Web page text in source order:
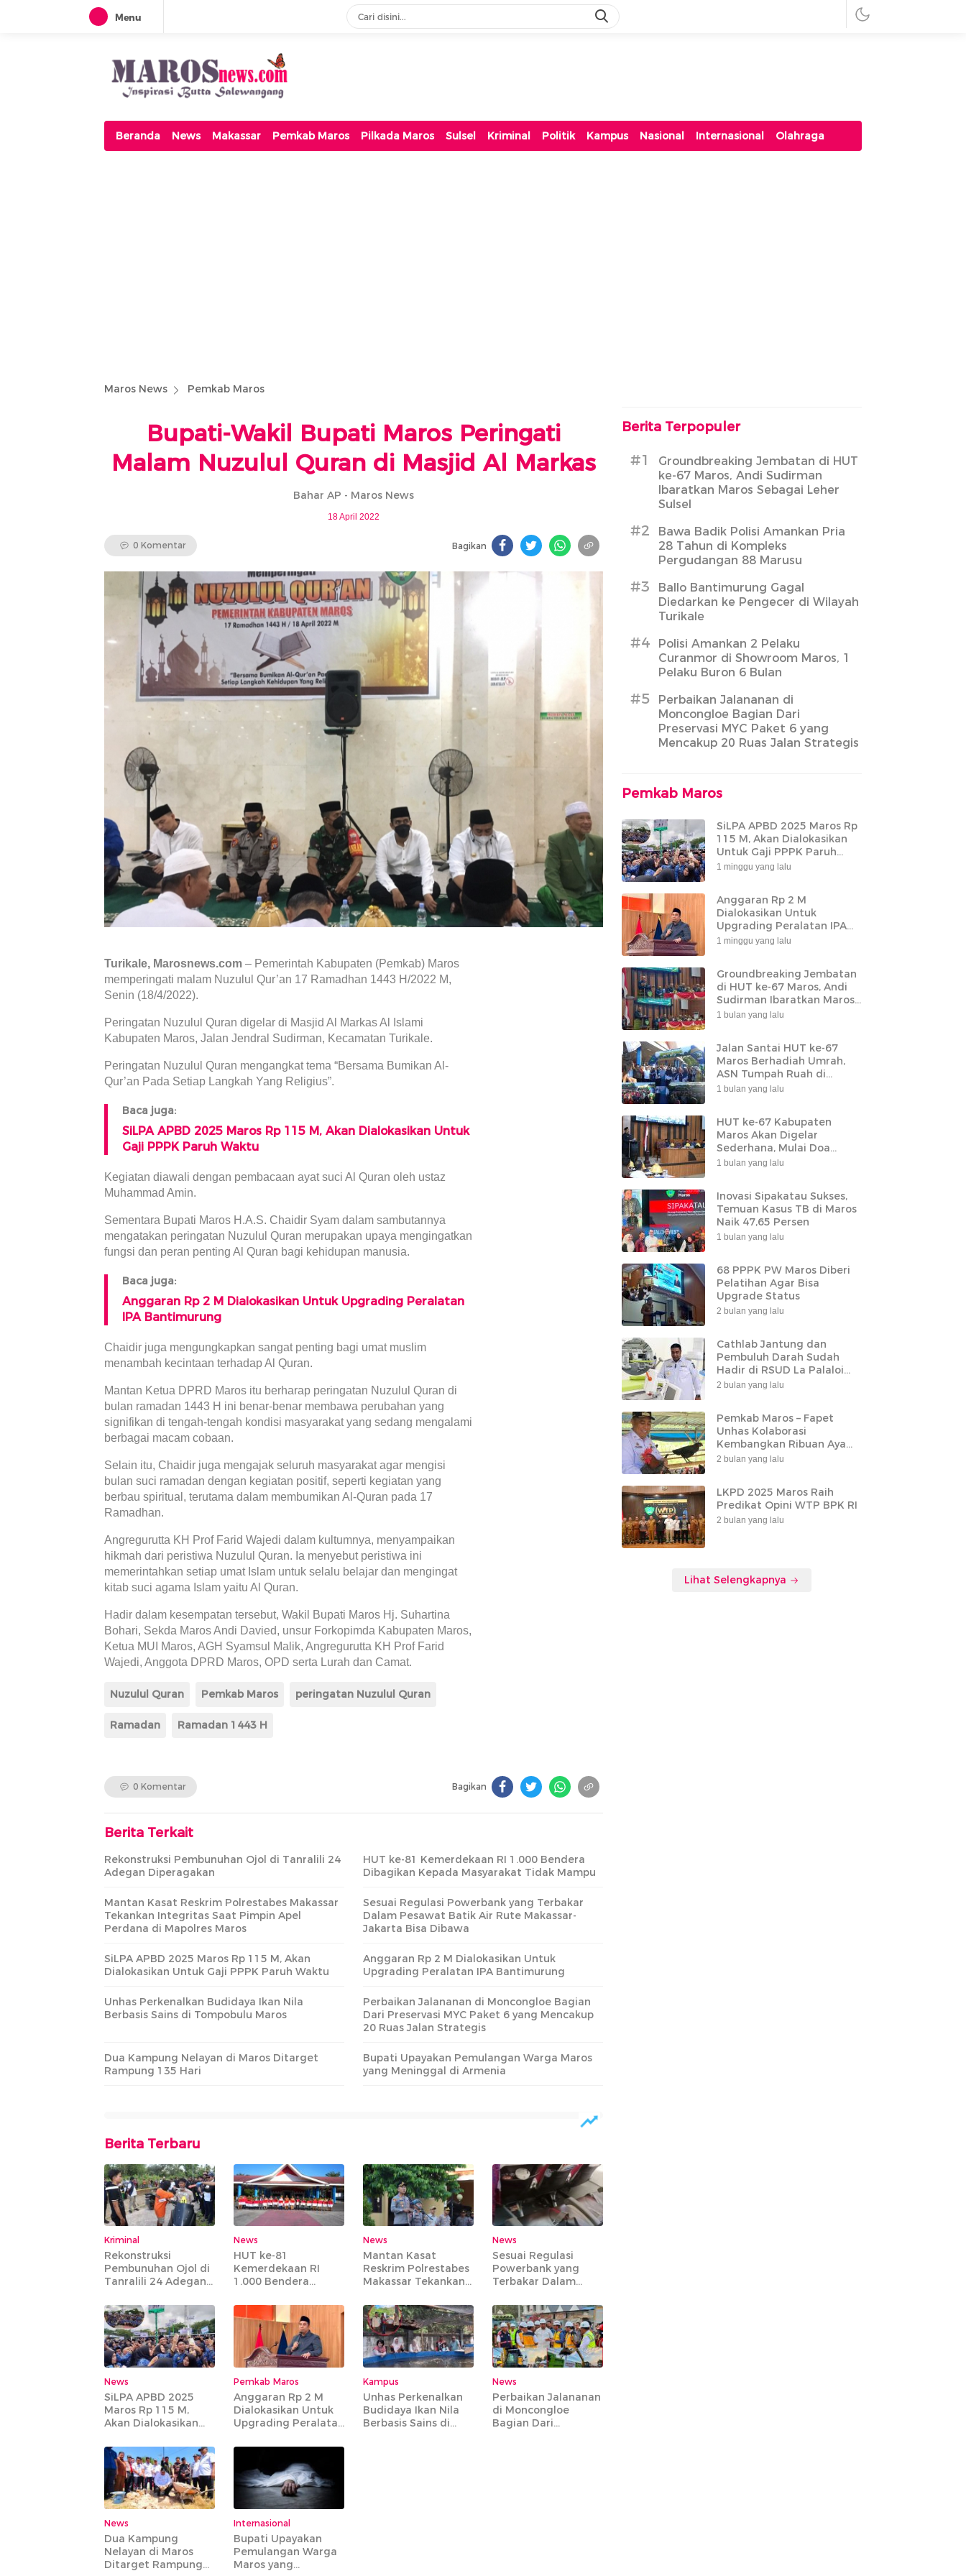
Menu
Maros News
Inspirasi Butta Salewangang
Beranda News Makassar Pemkab Maros Pilkada Maros Sulsel Kriminal Politik Kampus Nasional Internasional Olahraga
Maros News Pemkab Maros
Bupati-Wakil Bupati Maros Peringati
Malam Nuzulul Quran di Masjid Al Markas
Bahar AP - Maros News
18 April 2022
0 Komentar Bagikan
Turikale, Marosnews.com – Pemerintah Kabupaten (Pemkab) Maros
memperingati malam Nuzulul Qur’an 17 Ramadhan 1443 H/2022 M,
Senin (18/4/2022).
Peringatan Nuzulul Quran digelar di Masjid Al Markas Al Islami
Kabupaten Maros, Jalan Jendral Sudirman, Kecamatan Turikale.
Peringatan Nuzulul Quran mengangkat tema “Bersama Bumikan Al-
Qur’an Pada Setiap Langkah Yang Religius”.
Baca juga:
SiLPA APBD 2025 Maros Rp 115 M, Akan Dialokasikan Untuk
Gaji PPPK Paruh Waktu
Kegiatan diawali dengan pembacaan ayat suci Al Quran oleh ustaz
Muhammad Amin.
Sementara Bupati Maros H.A.S. Chaidir Syam dalam sambutannya
mengatakan peringatan Nuzulul Quran merupakan upaya mengingatkan
fungsi dan peran penting Al Quran bagi kehidupan manusia.
Baca juga:
Anggaran Rp 2 M Dialokasikan Untuk Upgrading Peralatan
IPA Bantimurung
Chaidir juga mengungkapkan sangat penting bagi umat muslim
menambah kecintaan terhadap Al Quran.
Mantan Ketua DPRD Maros itu berharap peringatan Nuzulul Quran di
bulan ramadan 1443 H ini benar-benar membawa perubahan yang
signifikan di tengah-tengah kondisi masyarakat yang sedang mengalami
berbagai macam cobaan.
Selain itu, Chaidir juga mengajak seluruh masyarakat agar mengisi
bulan suci ramadan dengan kegiatan positif, seperti kegiatan yang
berbau spiritual, terutama dalam membumikan Al-Quran pada 17
Ramadhan.
Angregurutta KH Prof Farid Wajedi dalam kultumnya, menyampaikan
hikmah dari peristiwa Nuzulul Quran. Ia menyebut peristiwa ini
memerintahkan setiap umat Islam untuk selalu belajar dan mengingat
kitab suci agama Islam yaitu Al Quran.
Hadir dalam kesempatan tersebut, Wakil Bupati Maros Hj. Suhartina
Bohari, Sekda Maros Andi Davied, unsur Forkopimda Kabupaten Maros,
Ketua MUI Maros, AGH Syamsul Malik, Angregurutta KH Prof Farid
Wajedi, Anggota DPRD Maros, OPD serta Lurah dan Camat.
Nuzulul Quran Pemkab Maros peringatan Nuzulul Quran
Ramadan Ramadan 1443 H
0 Komentar Bagikan
Berita Terkait
Rekonstruksi Pembunuhan Ojol di Tanralili 24
Adegan Diperagakan
HUT ke-81 Kemerdekaan RI 1.000 Bendera
Dibagikan Kepada Masyarakat Tidak Mampu
Mantan Kasat Reskrim Polrestabes Makassar
Tekankan Integritas Saat Pimpin Apel
Perdana di Mapolres Maros
Sesuai Regulasi Powerbank yang Terbakar
Dalam Pesawat Batik Air Rute Makassar-
Jakarta Bisa Dibawa
SiLPA APBD 2025 Maros Rp 115 M, Akan
Dialokasikan Untuk Gaji PPPK Paruh Waktu
Anggaran Rp 2 M Dialokasikan Untuk
Upgrading Peralatan IPA Bantimurung
Unhas Perkenalkan Budidaya Ikan Nila
Berbasis Sains di Tompobulu Maros
Perbaikan Jalananan di Moncongloe Bagian
Dari Preservasi MYC Paket 6 yang Mencakup
20 Ruas Jalan Strategis
Dua Kampung Nelayan di Maros Ditarget
Rampung 135 Hari
Bupati Upayakan Pemulangan Warga Maros
yang Meninggal di Armenia
Berita Terbaru
Kriminal
Rekonstruksi
Pembunuhan Ojol di
Tanralili 24 Adegan
News
HUT ke-81
Kemerdekaan RI
1.000 Bendera
Masyarakat Tidak
Mampu
News
Mantan Kasat
Reskrim Polrestabes
Makassar Tekankan
Pimpin Apel Perdana
di Mapolres Maros
News
Sesuai Regulasi
Powerbank yang
Terbakar Dalam
Rute Makassar-
Jakarta Bisa Dibawa
News
SiLPA APBD 2025
Maros Rp 115 M,
Akan Dialokasikan
Paruh Waktu
Pemkab Maros
Anggaran Rp 2 M
Dialokasikan Untuk
Upgrading Peralatan
Kampus
Unhas Perkenalkan
Budidaya Ikan Nila
Berbasis Sains di
News
Perbaikan Jalananan
di Moncongloe
Bagian Dari
News
Dua Kampung
Nelayan di Maros
Ditarget Rampung
Internasional
Bupati Upayakan
Pemulangan Warga
Maros yang
Berita Terpopuler
#1
Groundbreaking Jembatan di HUT
ke-67 Maros, Andi Sudirman
Ibaratkan Maros Sebagai Leher
Sulsel
#2
Bawa Badik Polisi Amankan Pria
28 Tahun di Kompleks
Pergudangan 88 Marusu
#3
Ballo Bantimurung Gagal
Diedarkan ke Pengecer di Wilayah
Turikale
#4
Polisi Amankan 2 Pelaku
Curanmor di Showroom Maros, 1
Pelaku Buron 6 Bulan
#5
Perbaikan Jalananan di
Moncongloe Bagian Dari
Preservasi MYC Paket 6 yang
Mencakup 20 Ruas Jalan Strategis
Pemkab Maros
SiLPA APBD 2025 Maros Rp
115 M, Akan Dialokasikan
Untuk Gaji PPPK Paruh
Waktu
1 minggu yang lalu
Anggaran Rp 2 M
Dialokasikan Untuk
Upgrading Peralatan IPA
Bantimurung
1 minggu yang lalu
Groundbreaking Jembatan
di HUT ke-67 Maros, Andi
Sudirman Ibaratkan Maros
Sebagai Leher Sulsel
1 bulan yang lalu
Jalan Santai HUT ke-67
Maros Berhadiah Umrah,
ASN Tumpah Ruah di
Lapangan Pallantikang
1 bulan yang lalu
HUT ke-67 Kabupaten
Maros Akan Digelar
Sederhana, Mulai Doa
Bersama hingga
1 bulan yang lalu
Inovasi Sipakatau Sukses,
Temuan Kasus TB di Maros
Naik 47,65 Persen
1 bulan yang lalu
68 PPPK PW Maros Diberi
Pelatihan Agar Bisa
Upgrade Status
2 bulan yang lalu
Cathlab Jantung dan
Pembuluh Darah Sudah
Hadir di RSUD La Palaloi
Maros
2 bulan yang lalu
Pemkab Maros – Fapet
Unhas Kolaborasi
Kembangkan Ribuan Ayam
Alope di Tompobulu
2 bulan yang lalu
LKPD 2025 Maros Raih
Predikat Opini WTP BPK RI
2 bulan yang lalu
Lihat Selengkapnya